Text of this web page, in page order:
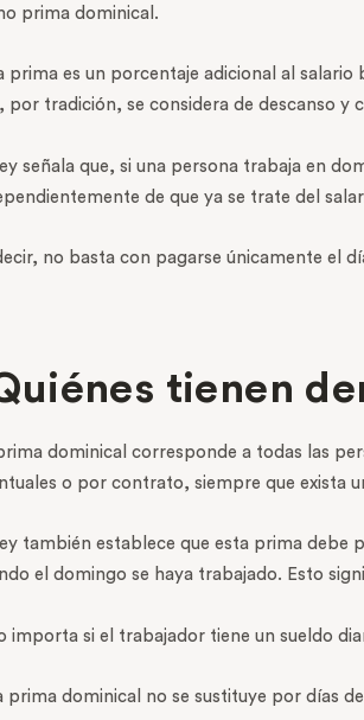
prima dominical.
prima es un porcentaje adicional al
por tradición, se considera de descanso y
señala que, si una persona trabaja en
de que ya se trate del
no basta con pagarse únicamente el
tienen
dominical corresponde a todas las
o por contrato, siempre que exista
también establece que esta prima debe
el domingo se haya trabajado. Esto
importa si el trabajador tiene un sueldo
prima dominical no se sustituye por días